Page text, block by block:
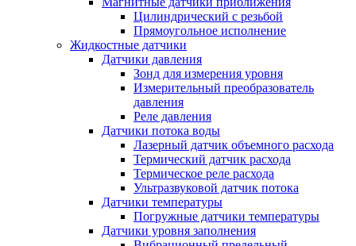
Цилиндрический с резьбой
Прямоугольное исполнение
Жидкостные датчики
Датчики давления
Зонд для измерения уровня
Измерительный преобразователь
давления
Реле давления
Датчики потока воды
Лазерный датчик объемного расхода
Термический датчик расхода
Термическое реле расхода
Ультразвуковой датчик потока
Датчики температуры
Погружные датчики температуры
Датчики уровня заполнения